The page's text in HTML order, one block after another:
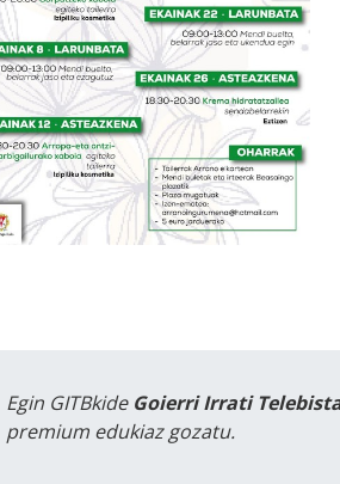
Egin GITBkide Goierri Irrati
premium edukiaz gozatu.